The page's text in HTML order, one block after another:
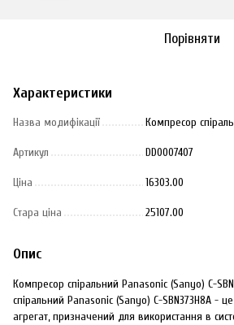
Порівняти
Характеристики
Назва модифікації Компресор
Артикул DD0007407
Ціна 16303.00
Стара ціна 25107.00
Опис
Компресор спіральний Panasonic (Sanyo) C-
спіральний Panasonic (Sanyo) C-SBN373H8A -
агрегат, призначений для використання в